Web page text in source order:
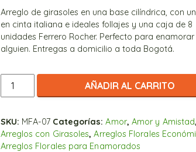
Arreglo de girasoles en una base cilíndrica, con
en cinta italiana e ideales follajes y una caja de 8
unidades Ferrero Rocher. Perfecto para
alguien. Entregas a domicilio a toda Bogotá.
Dulce
Solitario
Girasoles
cantidad
AÑADIR AL CARRITO
SKU: MFA-07 Categorías:Amor, Amor y Amistad
Arreglos con Girasoles,Arreglos Florales
Arreglos Florales para Enamorados